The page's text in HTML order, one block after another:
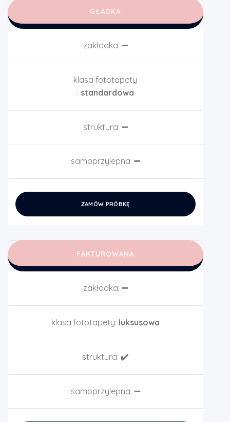
GŁADKA
zakładka: ➖
klasa fototapety
: standardowa
struktura: ➖
samoprzylepna: ➖
ZAMÓW PRÓBKĘ
FAKTUROWANA
zakładka: ➖
klasa fototapety: luksusowa
struktura: ✔️
samoprzylepna: ➖